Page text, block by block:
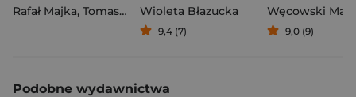
Rafał Majka, Tomasz Kalemba
Wioleta Błazucka
9,4 (7)
Węcowski
9,0 (9)
Podobne wydawnictwa